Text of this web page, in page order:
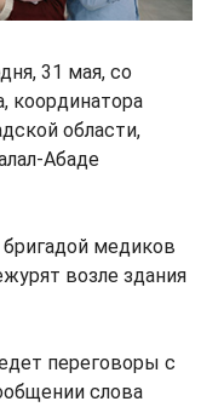
31 мая, со
координатора
области,
Абаде
медиков
возле здания
переговоры с
слова